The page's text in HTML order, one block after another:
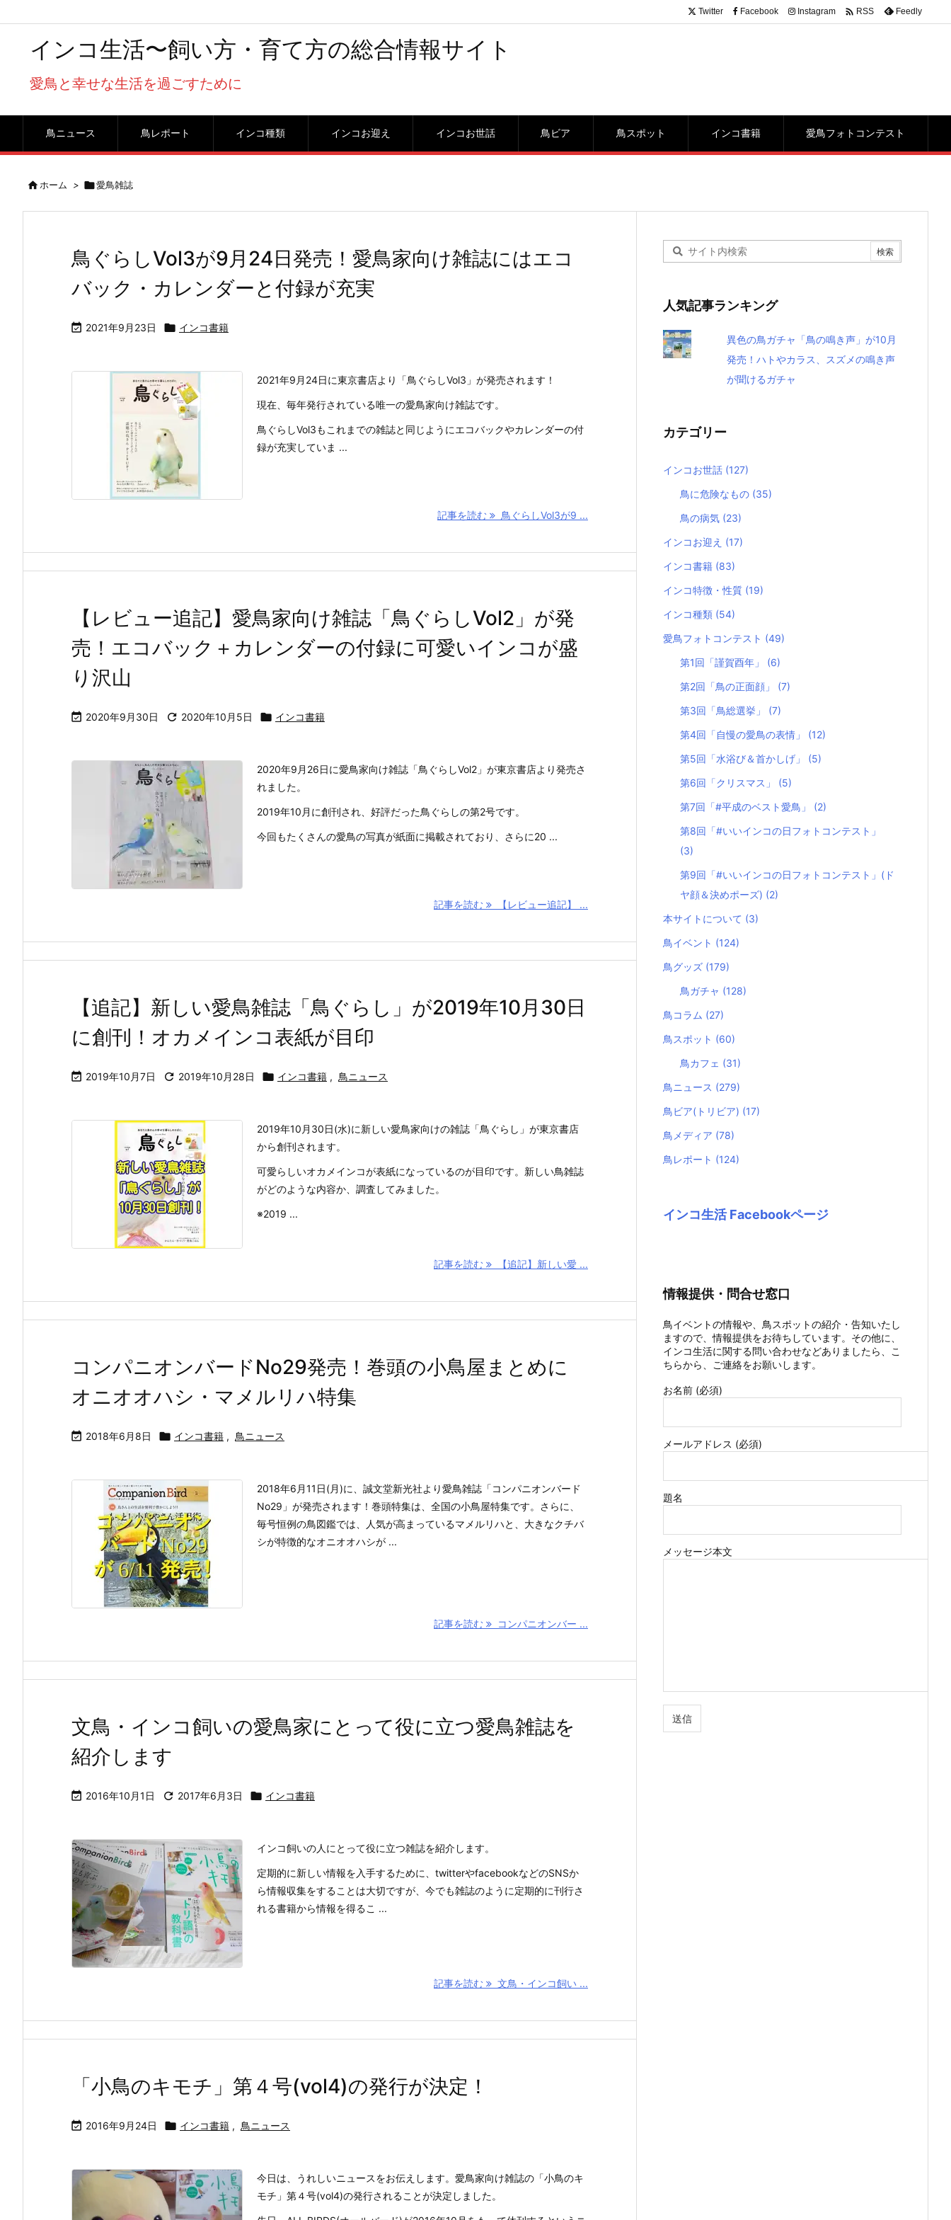
インコ生活〜飼い方・育て方の総合情報サイト
愛鳥と幸せな生活を過ごすために
鳥ニュース 鳥レポート インコ種類 インコお迎え インコお世話 鳥ビア 鳥スポット インコ書籍 愛鳥フォトコンテスト
Twitter Facebook Instagram  RSS Feedly
ホーム > 愛鳥雑誌
鳥ぐらしVol3が9月24日発売！愛鳥家向け雑誌にはエコ
バック・カレンダーと付録が充実
 2021年9月23日  インコ書籍
2021年9月24日に東京書店より「鳥ぐらしVol3」が発売されます！
現在、毎年発行されている唯一の愛鳥家向け雑誌です。
鳥ぐらしVol3もこれまでの雑誌と同じようにエコバックやカレンダーの付
録が充実していま ...
記事を読む 鳥ぐらしVol3が9 ...
【レビュー追記】愛鳥家向け雑誌「鳥ぐらしVol2」が発
売！エコバック＋カレンダーの付録に可愛いインコが盛
り沢山
 2020年9月30日  2020年10月5日  インコ書籍
2020年9月26日に愛鳥家向け雑誌「鳥ぐらしVol2」が東京書店より発売さ
れました。
2019年10月に創刊され、好評だった鳥ぐらしの第2号です。
今回もたくさんの愛鳥の写真が紙面に掲載されており、さらに20 ...
記事を読む 【レビュー追記】 ...
【追記】新しい愛鳥雑誌「鳥ぐらし」が2019年10月30日
に創刊！オカメインコ表紙が目印
 2019年10月7日  2019年10月28日  インコ書籍 , 鳥ニュース
2019年10月30日(水)に新しい愛鳥家向けの雑誌「鳥ぐらし」が東京書店
から創刊されます。
可愛らしいオカメインコが表紙になっているのが目印です。新しい鳥雑誌
がどのような内容か、調査してみました。
※2019 ...
記事を読む 【追記】新しい愛 ...
コンパニオンバードNo29発売！巻頭の小鳥屋まとめに
オニオオハシ・マメルリハ特集
 2018年6月8日  インコ書籍 , 鳥ニュース
2018年6月11日(月)に、誠文堂新光社より愛鳥雑誌「コンパニオンバード
No29」が発売されます！巻頭特集は、全国の小鳥屋特集です。さらに、
毎号恒例の鳥図鑑では、人気が高まっているマメルリハと、大きなクチバ
シが特徴的なオニオオハシが ...
記事を読む コンパニオンバー ...
文鳥・インコ飼いの愛鳥家にとって役に立つ愛鳥雑誌を
紹介します
 2016年10月1日  2017年6月3日  インコ書籍
インコ飼いの人にとって役に立つ雑誌を紹介します。
定期的に新しい情報を入手するために、twitterやfacebookなどのSNSか
ら情報収集をすることは大切ですが、今でも雑誌のように定期的に刊行さ
れる書籍から情報を得るこ ...
記事を読む 文鳥・インコ飼い ...
「小鳥のキモチ」第４号(vol4)の発行が決定！
 2016年9月24日  インコ書籍 , 鳥ニュース
今日は、うれしいニュースをお伝えします。愛鳥家向け雑誌の「小鳥のキ
モチ」第４号(vol4)の発行されることが決定しました。
人気記事ランキング
異色の鳥ガチャ「鳥の鳴き声」が10月
発売！ハトやカラス、スズメの鳴き声
が聞けるガチャ
カテゴリー
インコお世話 (127)
鳥に危険なもの (35)
鳥の病気 (23)
インコお迎え (17)
インコ書籍 (83)
インコ特徴・性質 (19)
インコ種類 (54)
愛鳥フォトコンテスト (49)
第1回「謹賀酉年」 (6)
第2回「鳥の正面顔」 (7)
第3回「鳥総選挙」 (7)
第4回「自慢の愛鳥の表情」 (12)
第5回「水浴び＆首かしげ」 (5)
第6回「クリスマス」 (5)
第7回「#平成のベスト愛鳥」 (2)
第8回「#いいインコの日フォトコンテスト」
(3)
第9回「#いいインコの日フォトコンテスト」(ド
ヤ顔＆決めポーズ) (2)
本サイトについて (3)
鳥イベント (124)
鳥グッズ (179)
鳥ガチャ (128)
鳥コラム (27)
鳥スポット (60)
鳥カフェ (31)
鳥ニュース (279)
鳥ビア(トリビア) (17)
鳥メディア (78)
鳥レポート (124)
インコ生活 Facebookページ
情報提供・問合せ窓口
鳥イベントの情報や、鳥スポットの紹介・告知いたし
ますので、情報提供をお待ちしています。その他に、
インコ生活に関する問い合わせなどありましたら、こ
ちらから、ご連絡をお願いします。
お名前 (必須)
メールアドレス (必須)
題名
メッセージ本文